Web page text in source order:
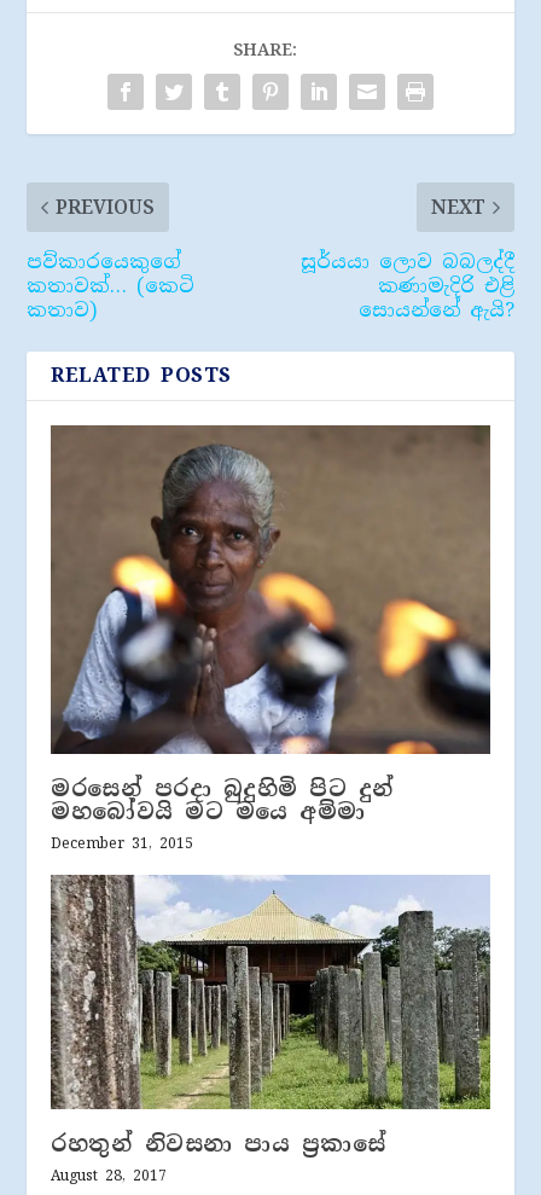
SHARE:
PREVIOUS
පව්කාරයෙකුගේ
කතාවක්… (කෙටි
කතාව)
NEXT
සූර්යයා ලොව බබලද්දී
කණාමැදිරි එළි
සොයන්නේ ඇයි?
RELATED POSTS
මරසෙන් පරදා බුදුහිමි පිට දුන්
මහබෝවයි මට මයෙ අම්මා
December 31, 2015
රහතුන් නිවසනා පාය ප්‍රකාසේ
August 28, 2017